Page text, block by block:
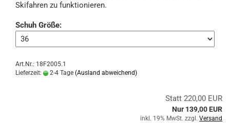
Skifahren zu funktionieren.
Schuh Größe:
Art.Nr.: 18F2005.1
Lieferzeit:
2-4 Tage (Ausland abweichend)
Statt 220,00 EUR
Nur 139,00 EUR
inkl. 19% MwSt. zzgl. Versand